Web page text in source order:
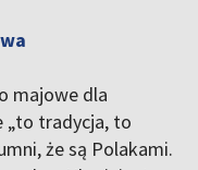
majowe dla
„to tradycja, to
że są Polakami.